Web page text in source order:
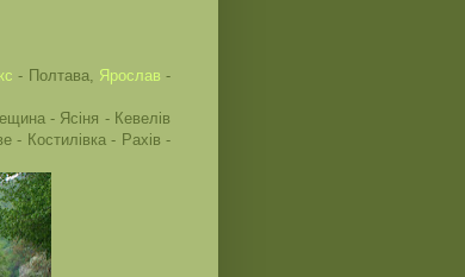
- Полтава, Ярослав -
- Ясіня - Кевелів
- Костилівка - Рахів -